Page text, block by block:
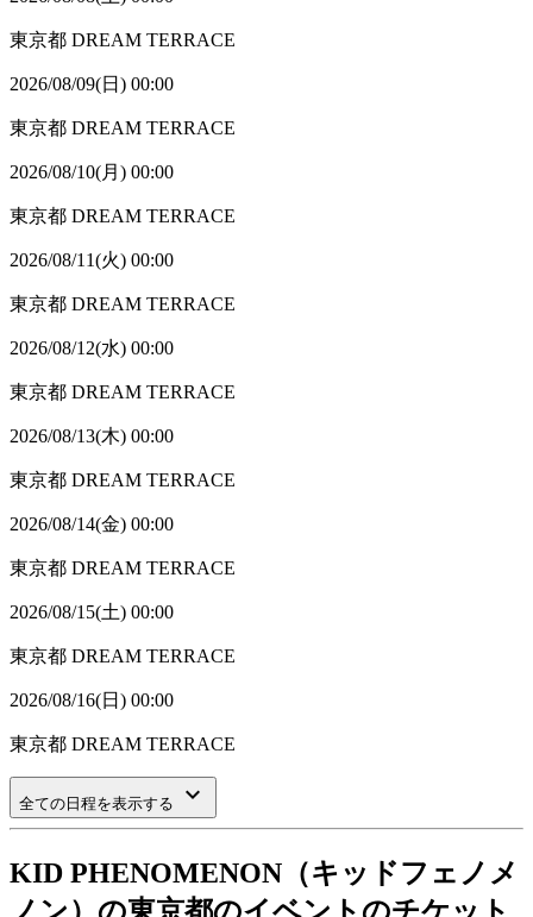
東京都 DREAM TERRACE
2026/08/09(日) 00:00
東京都 DREAM TERRACE
2026/08/10(月) 00:00
東京都 DREAM TERRACE
2026/08/11(火) 00:00
東京都 DREAM TERRACE
2026/08/12(水) 00:00
東京都 DREAM TERRACE
2026/08/13(木) 00:00
東京都 DREAM TERRACE
2026/08/14(金) 00:00
東京都 DREAM TERRACE
2026/08/15(土) 00:00
東京都 DREAM TERRACE
2026/08/16(日) 00:00
東京都 DREAM TERRACE
全ての日程を表示する keyboard_arrow_down
KID PHENOMENON（キッドフェノメ
ノン）の東京都のイベントのチケット